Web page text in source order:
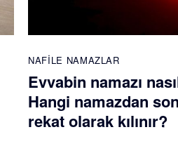
NAFILE NAMAZLAR
Evvabin namazı
Hangi namazdan
rekat olarak kılınır?